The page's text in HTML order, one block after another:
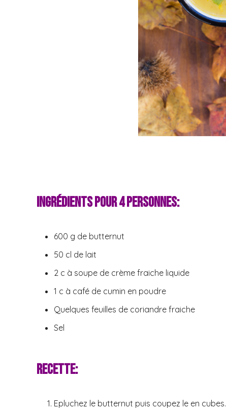
Ingrédients pour 4 personnes:
600 g de butternut
50 cl de lait
2 c à soupe de crème fraiche liquide
1 c à café de cumin en poudre
Quelques feuilles de coriandre fraiche
Sel
Recette:
Epluchez le butternut puis coupez le en cubes.